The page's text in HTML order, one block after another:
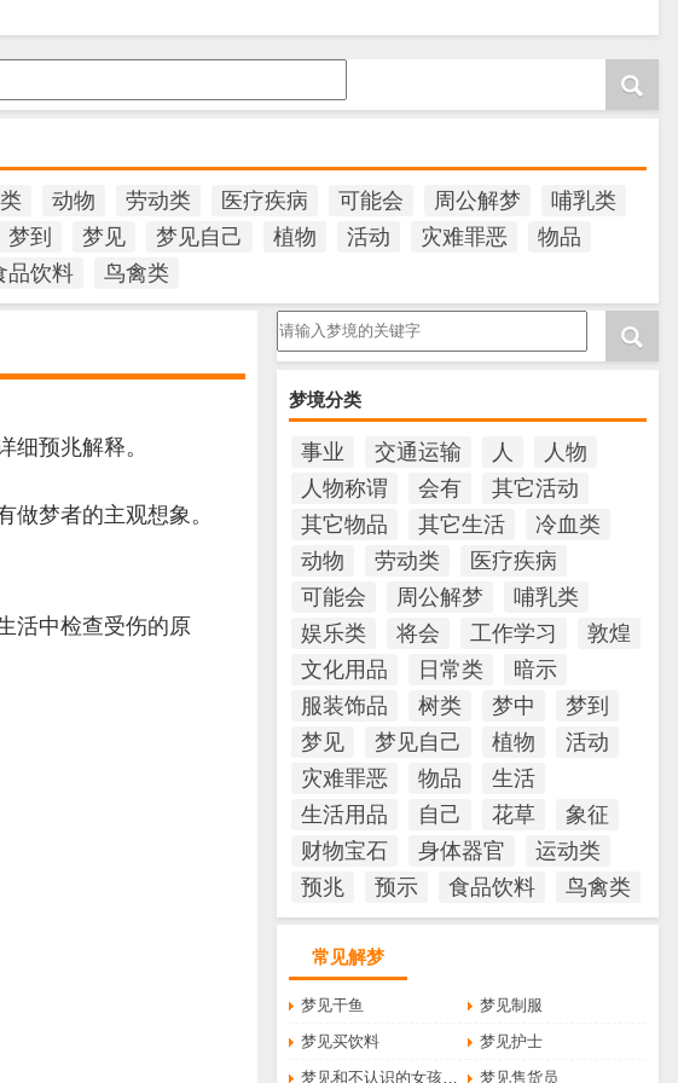
动物 劳动类 医疗疾病 可能会 周公解梦
哺乳类
梦到 梦见 梦见自己 植物 活动 灾难罪恶
物品
品饮料 鸟禽类
请输入梦境的关键字
梦境分类
事业 交通运输 人
人物
人物称谓
会有
其它活动
其它物品
其它生活
冷血类
动物
劳动类
医疗疾病
可能会
周公解梦
哺乳类
娱乐类
将会 工作学习
敦煌
文化用品
日常类
暗示
服装饰品
树类 梦中
梦到
梦见
梦见自己 植物
活动
灾难罪恶
物品
生活
生活用品
自己 花草
象征
财物宝石
身体器官
运动类
预兆
预示 食品饮料 鸟禽类
常见解梦
梦见干鱼
梦见制服
梦见买饮料
梦见护士
梦见和不认识的女孩接吻
梦见售货员
预兆解释。
梦者的主观想象。
活中检查受伤的原